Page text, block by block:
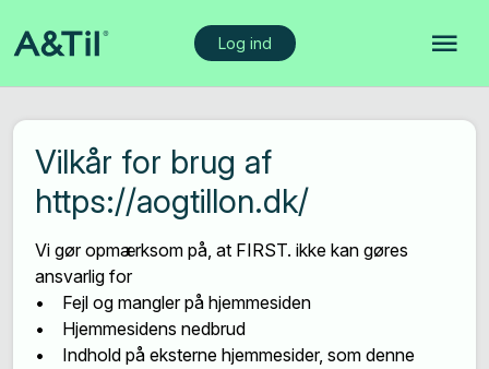
Log ind
Vilkår for brug af
https://aogtillon.dk/
Vi gør opmærksom på, at FIRST. ikke kan gøres
ansvarlig for
• Fejl og mangler på hjemmesiden
• Hjemmesidens nedbrud
• Indhold på eksterne hjemmesider, som denne